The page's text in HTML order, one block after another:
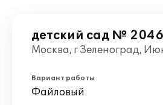
детский сад № 2046
Москва, г Зеленоград,
Вариант работы
Файловый